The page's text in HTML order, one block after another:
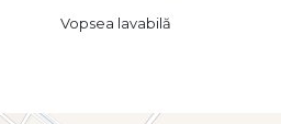
Vopsea lavabilă